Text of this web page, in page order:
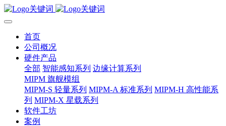
首页
公司概况
硬件产品
全部 智能感知系列 边缘计算系列
MIPM 旗舰模组
MIPM-S 轻量系列 MIPM-A 标准系列 MIPM-H 高性能系
列 MIPM-X 星载系列
软件工坊
案例